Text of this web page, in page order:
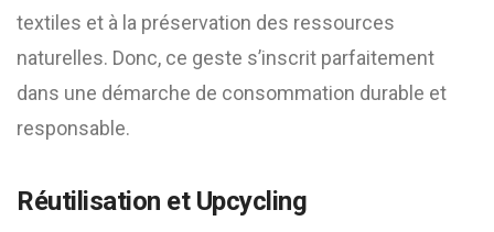
textiles et à la préservation des ressources
naturelles. Donc, ce geste s’inscrit parfaitement
dans une démarche de consommation durable et
responsable.
Réutilisation et Upcycling